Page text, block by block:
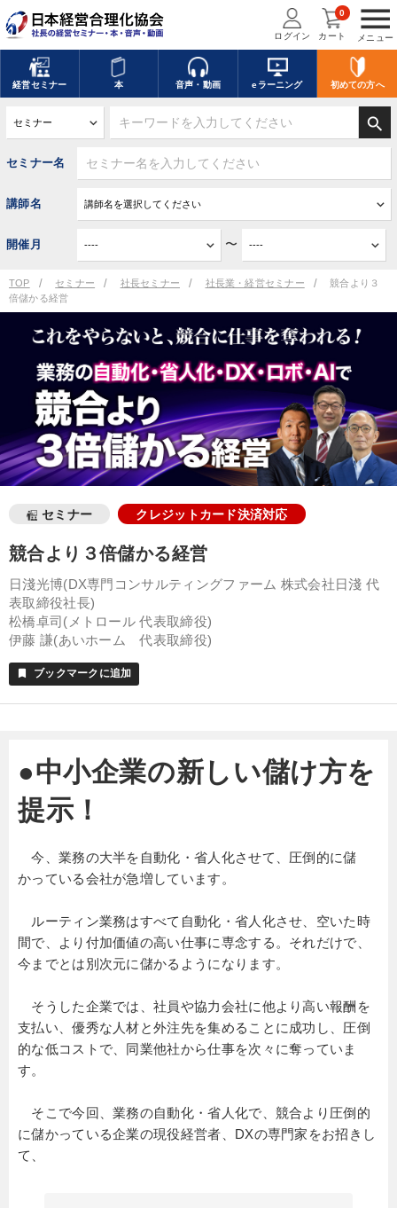
menu
メニュー
ログイン カート
0
経営セミナー 本 音声・動画 eラーニング 初めての方へ
search
セミナー名
講師名
開催月 〜
TOP セミナー 社長セミナー 社長業・経営セミナー
競合より３
倍儲かる経営
セミナー クレジットカード決済対応
競合より３倍儲かる経営
日淺光博(DX専門コンサルティングファーム 株式会社日淺 代
表取締役社長)
松橋卓司(メトロール 代表取締役)
伊藤 謙(あいホーム 代表取締役)
bookmark ブックマークに追加
●中小企業の新しい儲け方を
提示！
今、業務の大半を自動化・省人化させて、圧倒的に儲
かっている会社が急増しています。
ルーティン業務はすべて自動化・省人化させ、空いた時
間で、より付加価値の高い仕事に専念する。それだけで、
今までとは別次元に儲かるようになります。
そうした企業では、社員や協力会社に他より高い報酬を
支払い、優秀な人材と外注先を集めることに成功し、圧倒
的な低コストで、同業他社から仕事を次々に奪っていま
す。
そこで今回、業務の自動化・省人化で、競合より圧倒的
に儲かっている企業の現役経営者、DXの専門家をお招きし
て、